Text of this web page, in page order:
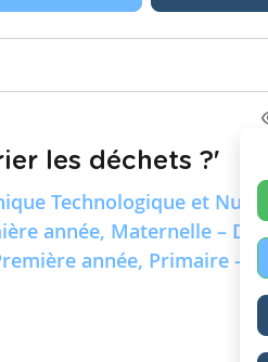
les déchets ?'
Technologique et
année, Maternelle –
année, Primaire –